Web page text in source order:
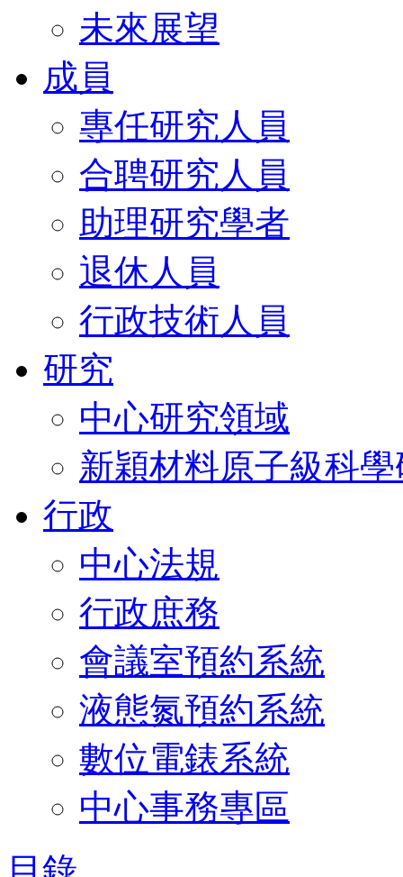
未來展望
成員
專任研究人員
合聘研究人員
助理研究學者
退休人員
行政技術人員
研究
中心研究領域
新穎材料原子級科
行政
中心法規
行政庶務
會議室預約系統
液態氮預約系統
數位電錶系統
中心事務專區